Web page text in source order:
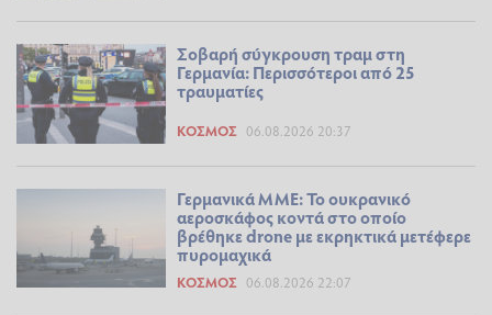
Σοβαρή σύγκρουση τραμ στη
Γερμανία: Περισσότεροι από 25
τραυματίες
ΚΌΣΜΟΣ 06.08.2026 20:37
Γερμανικά ΜΜΕ: Το ουκρανικό
αεροσκάφος κοντά στο οποίο
βρέθηκε drone με εκρηκτικά μετέφερε
πυρομαχικά
ΚΌΣΜΟΣ 06.08.2026 22:07